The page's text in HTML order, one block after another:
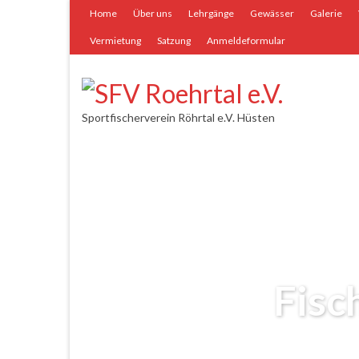
Home Über uns Lehrgänge Gewässer Galerie
Vermietung Satzung Anmeldeformular
Sportfischerverein Röhrtal e.V. Hüsten